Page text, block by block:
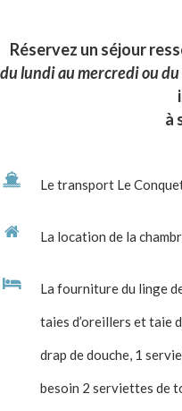
Réservez un séjour
du lundi au mercredi ou
à
Le transport Le
La location de la
La fourniture du linge
taies d’oreillers et taie
drap de douche, 1
besoin 2 serviettes de